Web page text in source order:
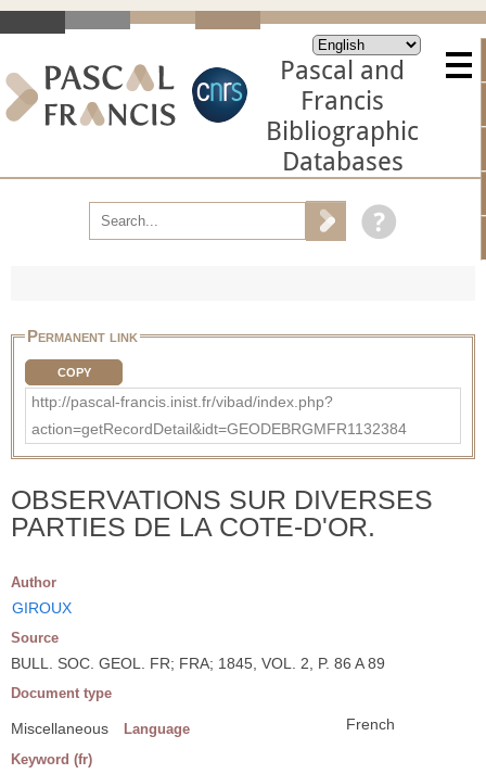
Pascal and
Francis
Bibliographic
Databases
Permanent link
COPY
http://pascal-francis.inist.fr/vibad/index.php?
action=getRecordDetail&idt=GEODEBRGMFR1132384
OBSERVATIONS SUR DIVERSES
PARTIES DE LA COTE-D'OR.
Author
GIROUX
Source
BULL. SOC. GEOL. FR; FRA; 1845, VOL. 2, P. 86 A 89
Document type
Miscellaneous Language French
Keyword (fr)